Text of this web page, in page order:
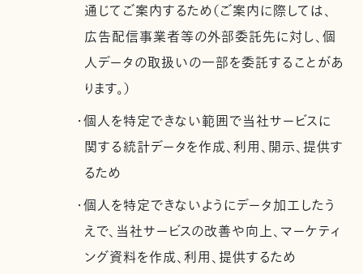
通じてご案内するため（ご案内に際しては、
広告配信事業者等の外部委託先に対し、個
人データの取扱いの一部を委託することがあ
ります。）
・個人を特定できない範囲で当社サービスに
関する統計データを作成、利用、開示、提供す
るため
・個人を特定できないようにデータ加工したう
えで、当社サービスの改善や向上、マーケティ
ング資料を作成、利用、提供するため